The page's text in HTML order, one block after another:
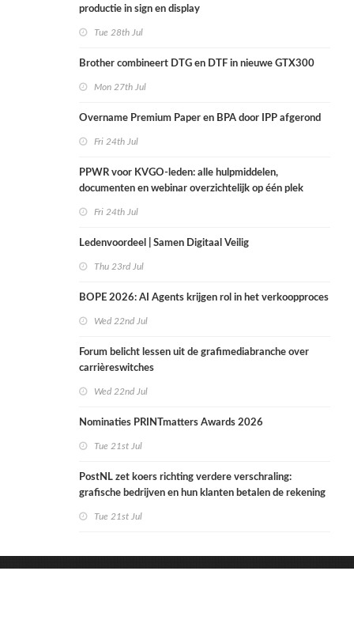
productie in sign en display
Tue 28th Jul
Brother combineert DTG en DTF in nieuwe GTX300
Mon 27th Jul
Overname Premium Paper en BPA door IPP afgerond
Fri 24th Jul
PPWR voor KVGO-leden: alle hulpmiddelen,
documenten en webinar overzichtelijk op één plek
Fri 24th Jul
Ledenvoordeel | Samen Digitaal Veilig
Thu 23rd Jul
BOPE 2026: AI Agents krijgen rol in het verkoopproces
Wed 22nd Jul
Forum belicht lessen uit de grafimediabranche over
carrièreswitches
Wed 22nd Jul
Nominaties PRINTmatters Awards 2026
Tue 21st Jul
PostNL zet koers richting verdere verschraling:
grafische bedrijven en hun klanten betalen de rekening
Tue 21st Jul